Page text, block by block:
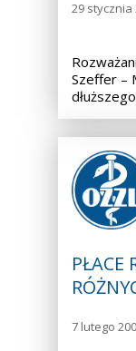
29 stycznia
Szeffer
PŁACE
7 lutego